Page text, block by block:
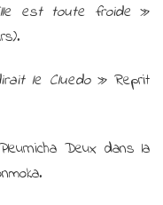
est toute froide »
le Cluedo» Reprit
Deux dans la